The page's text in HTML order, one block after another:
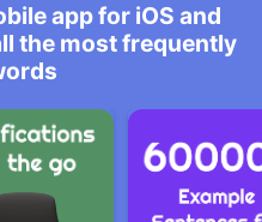
app for iOS and
the most frequently